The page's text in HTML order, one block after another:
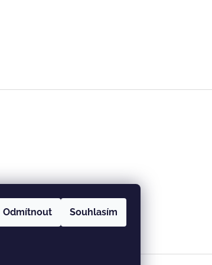
Odmítnout Souhlasím